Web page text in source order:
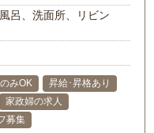
呂、洗面所、リビン
みOK
昇給･昇格あり
家政婦の求人
募集